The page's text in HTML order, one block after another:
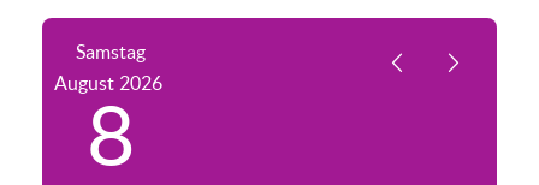
Samstag
August 2026
8